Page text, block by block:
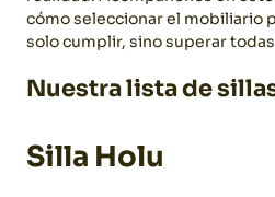
cómo seleccionar el mobiliario
solo cumplir, sino superar
Nuestra lista de
Silla Holu